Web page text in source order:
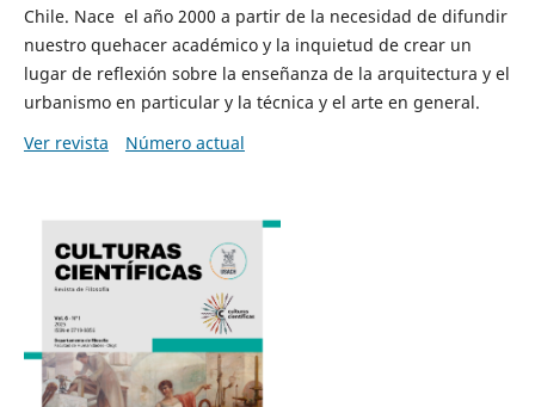
Chile. Nace el año 2000 a partir de la necesidad de difundir
nuestro quehacer académico y la inquietud de crear un
lugar de reflexión sobre la enseñanza de la arquitectura y el
urbanismo en particular y la técnica y el arte en general.
Ver revista
Número actual